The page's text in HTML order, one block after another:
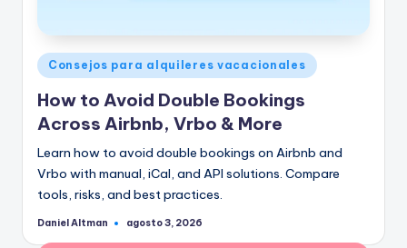
Publicado
en
Consejos para alquileres vacacionales
How to Avoid Double Bookings
Across Airbnb, Vrbo & More
Learn how to avoid double bookings on Airbnb and
Vrbo with manual, iCal, and API solutions. Compare
tools, risks, and best practices.
Publicado
Daniel Altman agosto 3, 2026